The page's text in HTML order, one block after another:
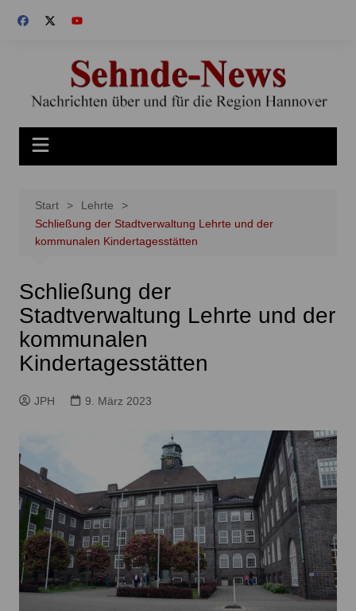
Inhalt
Start
Lehrte
Schließung der Stadtverwaltung Lehrte und der
kommunalen Kindertagesstätten
Schließung der
Stadtverwaltung Lehrte und der
kommunalen
Kindertagesstätten
JPH 9. März 2023